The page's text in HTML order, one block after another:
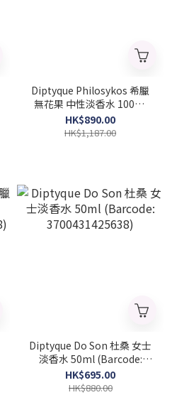
Diptyque Philosykos 希臘
無花果 中性淡香水 100ml
(Barcode: 3700431421555)
HK$890.00
HK$1,187.00
Diptyque Do Son 杜桑 女士
淡香水 50ml (Barcode:
3700431425638)
HK$695.00
HK$880.00